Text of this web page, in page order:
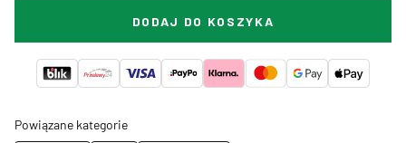
DODAJ DO KOSZYKA
Powiązane kategorie